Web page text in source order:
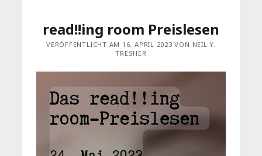
read!!ing room Preislesen
VERÖFFENTLICHT AM 16. APRIL 2023 VON NEIL Y.
TRESHER